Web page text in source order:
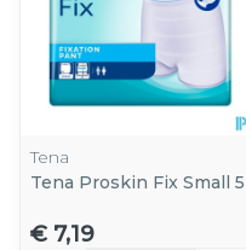
Tena
Tena Proskin Fix Small 5
€ 7,19